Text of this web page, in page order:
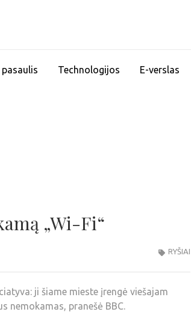
Technologijos E-verslas
„Wi-Fi“
RYŠIAI
ji šiame mieste įrengė viešajam
nemokamas, pranešė BBC.